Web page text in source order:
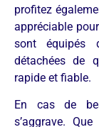
profitez
appréciable
sont équipés
détachées de
rapide et fiable.
En cas de
s’aggrave.